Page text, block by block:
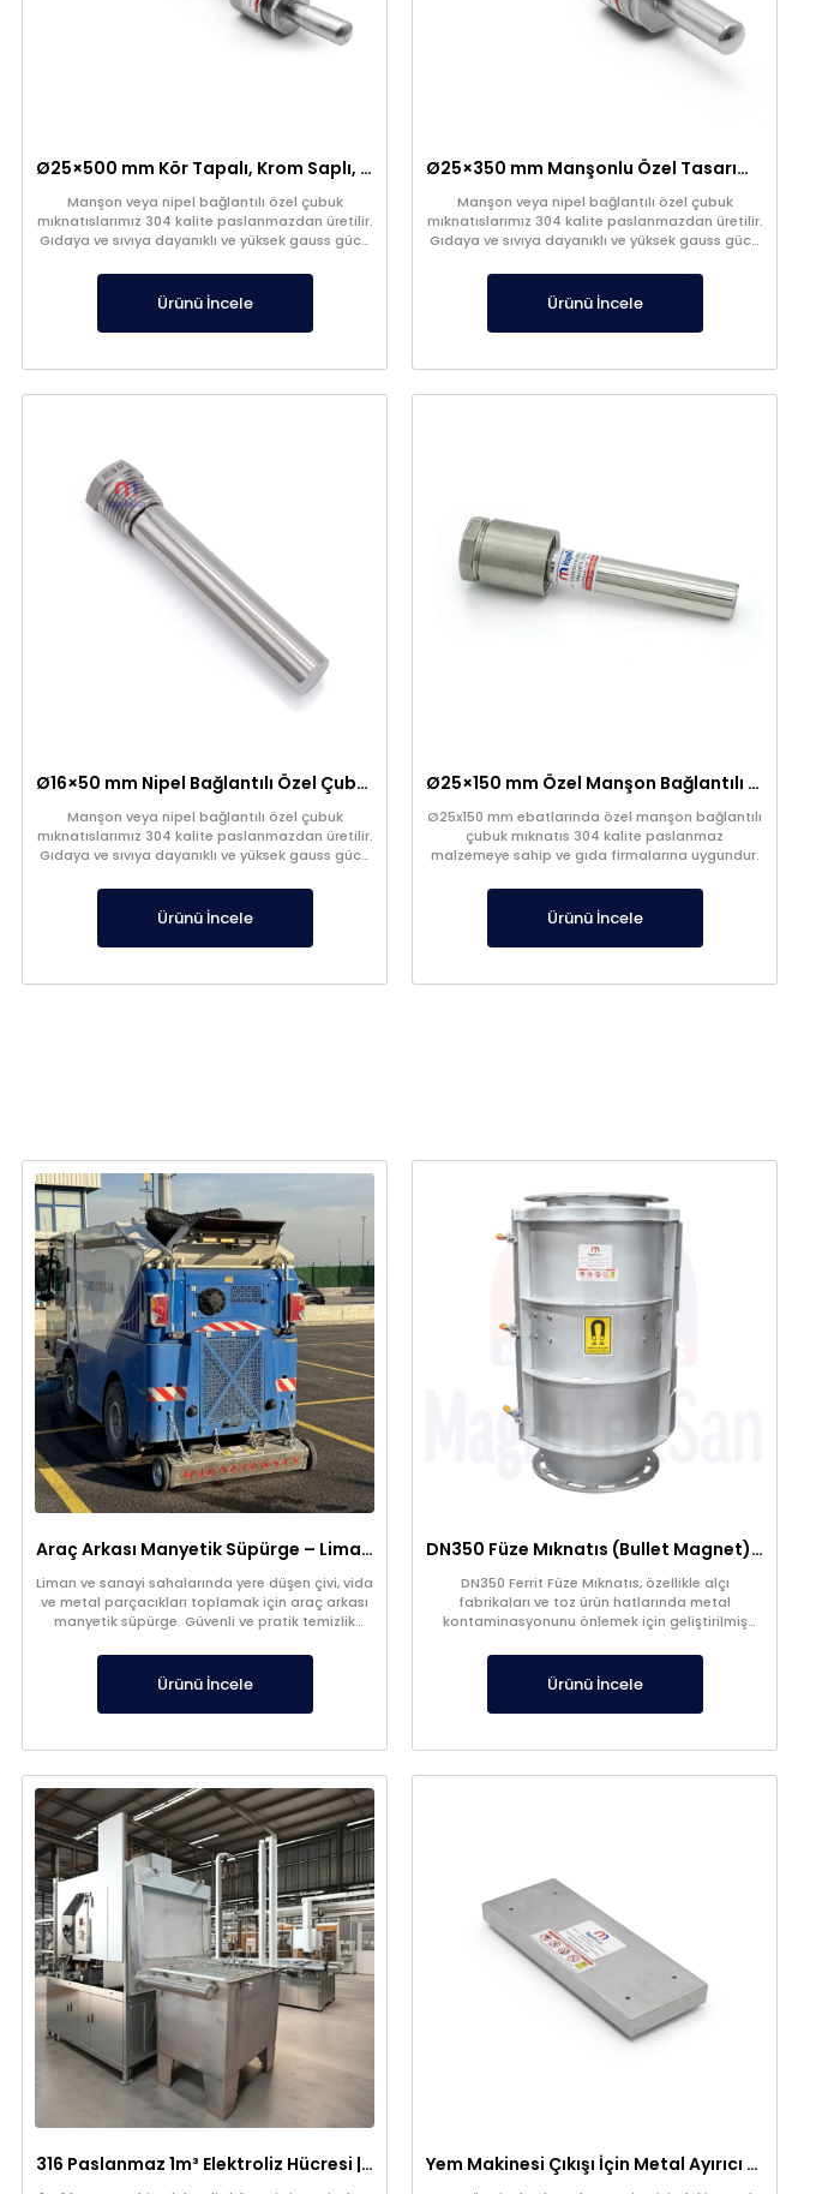
Ø25×500 mm Kör Tapalı, Krom Saplı, Manşonlu Özel Tasarım Çubuk Mıknatıs
Manşon veya nipel bağlantılı özel çubuk
mıknatıslarımız 304 kalite paslanmazdan üretilir.
Gıdaya ve sıvıya dayanıklı ve yüksek gauss gücü
Ürünü İncele
Ø25×350 mm Manşonlu Özel Tasarım Çubuk Mıknatıs
Manşon veya nipel bağlantılı özel çubuk
mıknatıslarımız 304 kalite paslanmazdan üretilir.
Gıdaya ve sıvıya dayanıklı ve yüksek gauss gücü
Ürünü İncele
Ø16×50 mm Nipel Bağlantılı Özel Çubuk Mıknatıs – Hamur Makinesine Özel Üretim
Manşon veya nipel bağlantılı özel çubuk
mıknatıslarımız 304 kalite paslanmazdan üretilir.
Gıdaya ve sıvıya dayanıklı ve yüksek gauss gücü
Ürünü İncele
Ø25×150 mm Özel Manşon Bağlantılı Çubuk Mıknatıs – 304 Kalite Paslanmaz – Gıdaya Uygun
Ø25x150 mm ebatlarında özel manşon bağlantılı
çubuk mıknatıs 304 kalite paslanmaz
malzemeye sahip ve gıda firmalarına uygundur.
Ürünü İncele
Araç Arkası Manyetik Süpürge – Liman, Fuar Alanı ve Otomotiv Fabrikaları İçin
Liman ve sanayi sahalarında yere düşen çivi, vida
ve metal parçacıkları toplamak için araç arkası
manyetik süpürge. Güvenli ve pratik temizlik
Ürünü İncele
DN350 Füze Mıknatıs (Bullet Magnet) – Toz ve Alçı Hatlarında Tıkanma Yapmaz Manyetik Seperatör
DN350 Ferrit Füze Mıknatıs, özellikle alçı
fabrikaları ve toz ürün hatlarında metal
kontaminasyonunu önlemek için geliştirilmiş
Ürünü İncele
316 Paslanmaz 1m³ Elektroliz Hücresi | 7 Katot 8 Anot Altın Gümüş Rafinasyon Sistemi Yem Makinesi Çıkışı İçin Metal Ayırıcı Plaka Mıknatıs